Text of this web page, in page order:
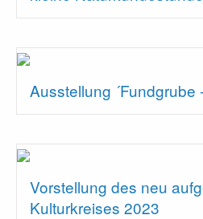
Ausstellung ´Fundgrube
Vorstellung des neu
Kulturkreises 2023